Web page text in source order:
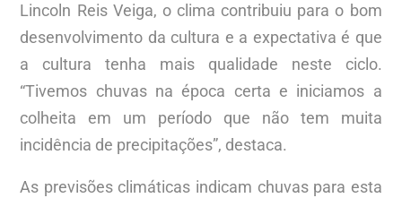
Lincoln Reis Veiga, o clima contribuiu para o bom
desenvolvimento da cultura e a expectativa é que
a cultura tenha mais qualidade neste ciclo.
“Tivemos chuvas na época certa e iniciamos a
colheita em um período que não tem muita
incidência de precipitações”, destaca.
As previsões climáticas indicam chuvas para esta